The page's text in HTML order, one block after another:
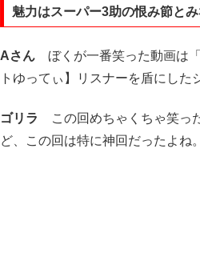
魅力はスーパー3助の恨み節と
Aさん ぼくが一番笑った動画は
トゆってぃ】リスナーを盾にした
ゴリラ
この回めちゃくちゃ笑っ
ど、この回は特に神回だったよね。